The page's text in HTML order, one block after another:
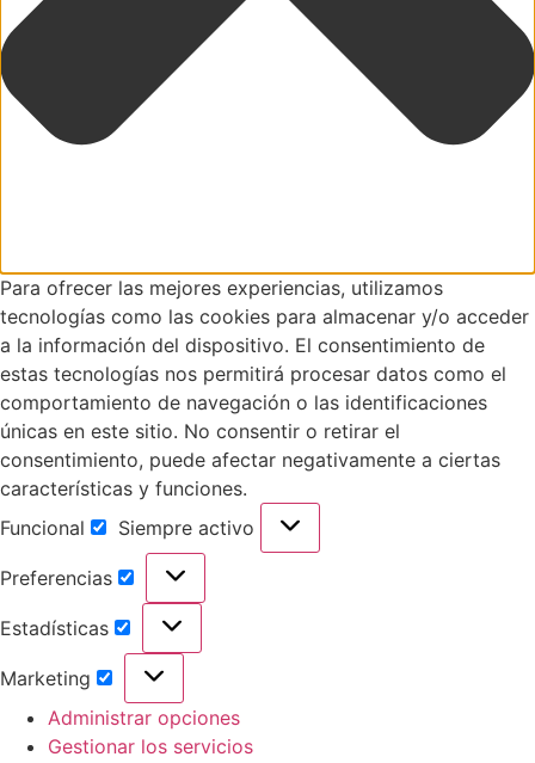
Para ofrecer las mejores experiencias, utilizamos
tecnologías como las cookies para almacenar y/o acceder
a la información del dispositivo. El consentimiento de
estas tecnologías nos permitirá procesar datos como el
comportamiento de navegación o las identificaciones
únicas en este sitio. No consentir o retirar el
consentimiento, puede afectar negativamente a ciertas
características y funciones.
Funcional
Siempre activo
Preferencias
Estadísticas
Marketing
Administrar opciones
Gestionar los servicios